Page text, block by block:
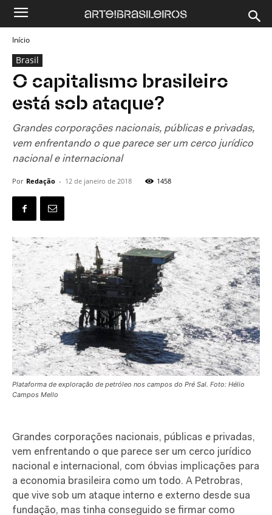
Início
Brasil
O capitalismo brasileiro
está sob ataque?
Grandes corporações nacionais, públicas e privadas,
vem enfrentando o que parece ser um cerco jurídico
nacional e internacional
Por Redação - 12 de janeiro de 2018 1458
Plataforma de exploração de petróleo nos campos do Pré Sal. Foto: Hélio
Campos Mello
Grandes corporações nacionais, públicas e privadas,
vem enfrentando o que parece ser um cerco jurídico
nacional e internacional, com óbvias implicações para
a economia brasileira como um todo. A Petrobras,
que vive sob um ataque interno e externo desde sua
fundação, mas tinha conseguido se firmar como